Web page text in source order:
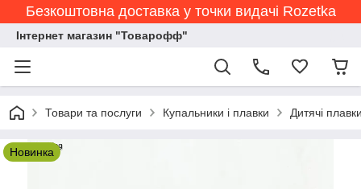
Безкоштовна доставка у точки видачі Rozetka
Інтернет магазин "Товарофф"
Товари та послуги Купальники і плавки Дитячі
Новинка